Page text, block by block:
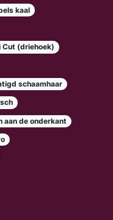
kaal
Cut (driehoek)
schaamhaar
aan de onderkant